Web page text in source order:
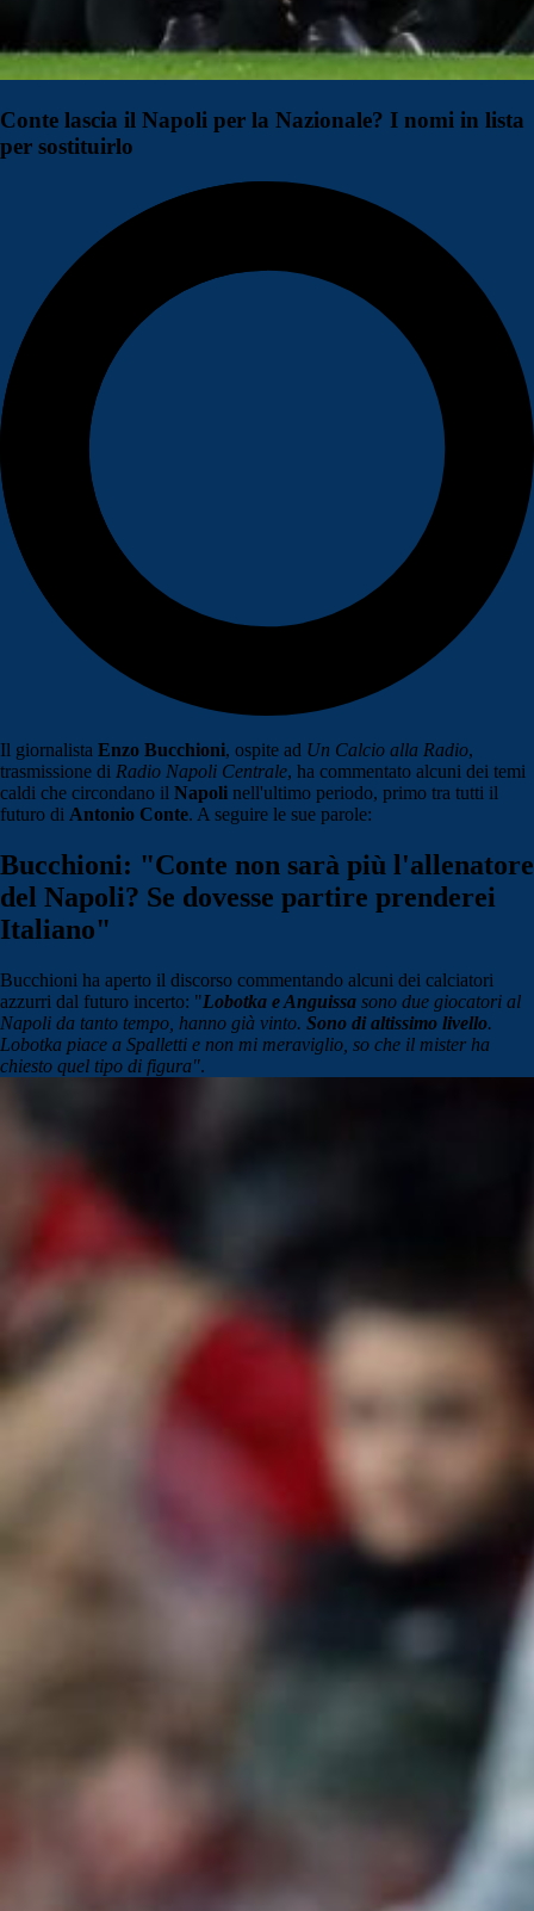
Conte lascia il Napoli per la Nazionale? I nomi in lista
per sostituirlo
Il giornalista Enzo Bucchioni, ospite ad Un Calcio alla Radio,
trasmissione di Radio Napoli Centrale, ha commentato alcuni dei temi
caldi che circondano il Napoli nell'ultimo periodo, primo tra tutti il
futuro di Antonio Conte. A seguire le sue parole:
Bucchioni: "Conte non sarà più l'allenatore
del Napoli? Se dovesse partire prenderei
Italiano"
Bucchioni ha aperto il discorso commentando alcuni dei calciatori
azzurri dal futuro incerto: "Lobotka e Anguissa sono due giocatori al
Napoli da tanto tempo, hanno già vinto. Sono di altissimo livello.
Lobotka piace a Spalletti e non mi meraviglio, so che il mister ha
chiesto quel tipo di figura".